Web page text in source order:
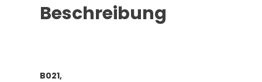
Beschreibung
B021,